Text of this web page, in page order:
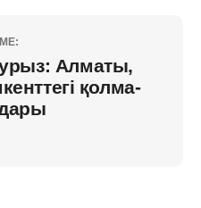
Алматы,
қолма-